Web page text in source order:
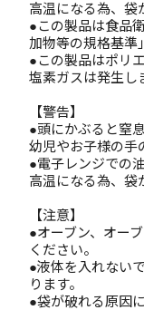
高温になる為、袋
●この製品は食品
加物等の規格基準
●この製品はポリ
塩素ガスは発生し
【警告】
●頭にかぶると窒
幼児やお子様の手
●電子レンジでの
高温になる為、袋
【注意】
●オーブン、オー
ください。
●液体を入れない
ります。
●袋が破れる原因